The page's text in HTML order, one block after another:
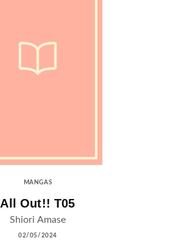
MANGAS
All Out!! T05
Shiori Amase
02/05/2024